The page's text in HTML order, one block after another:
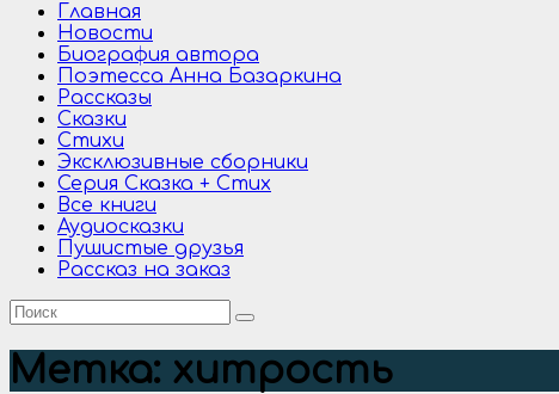
Главная
Новости
Биография автора
Поэтесса Анна Базаркина
Рассказы
Сказки
Стихи
Эксклюзивные сборники
Серия Сказка + Стих
Все книги
Аудиосказки
Пушистые друзья
Рассказ на заказ
Метка: хитрость